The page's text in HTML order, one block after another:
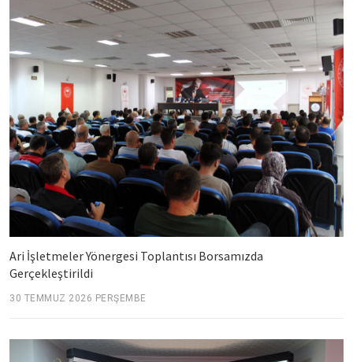
Ari İşletmeler Yönergesi Toplantısı Borsamızda
Gerçekleştirildi
30 TEMMUZ 2026 PERŞEMBE